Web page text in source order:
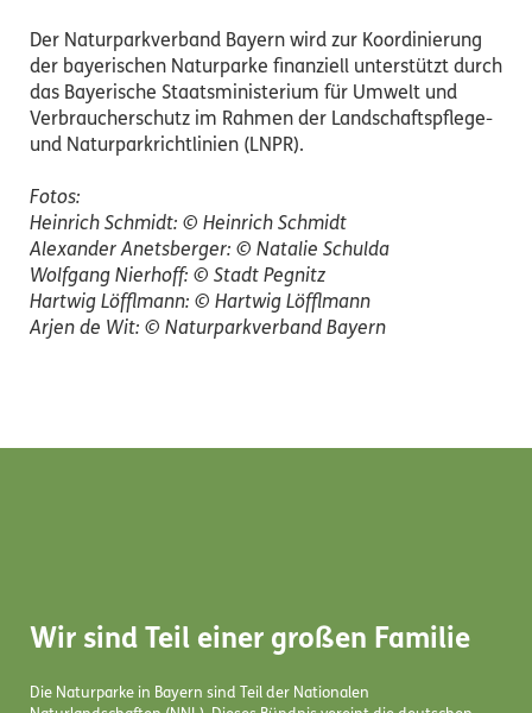
Der Naturparkverband Bayern wird zur Koordinierung
der bayerischen Naturparke finanziell unterstützt durch
das Bayerische Staatsministerium für Umwelt und
Verbraucherschutz im Rahmen der Landschaftspflege-
und Naturparkrichtlinien (LNPR).
Fotos:
Heinrich Schmidt: © Heinrich Schmidt
Alexander Anetsberger: © Natalie Schulda
Wolfgang Nierhoff: © Stadt Pegnitz
Hartwig Löfflmann: © Hartwig Löfflmann
Arjen de Wit: © Naturparkverband Bayern
Wir sind Teil einer großen Familie
Die Naturparke in Bayern sind Teil der Nationalen